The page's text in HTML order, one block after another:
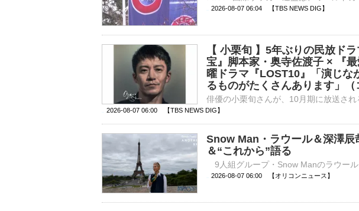
2026-08-07 06:04 【TBS NEWS DIG】
【 小栗旬 】5年ぶりの民放ド
宝』脚本家・奥寺佐渡子 × 『
曜ドラマ『LOST10』「演じな
るものがたくさんあります」（
2026-08-07 06:00 【TBS NEWS DIG】
Snow Man・ラウール＆深澤辰
＆“これから”語る
2026-08-07 06:00 【オリコンニュース】